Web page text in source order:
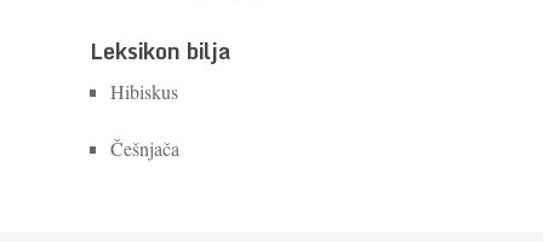
Leksikon bilja
Hibiskus
Češnjača